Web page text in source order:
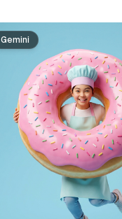
Gemini